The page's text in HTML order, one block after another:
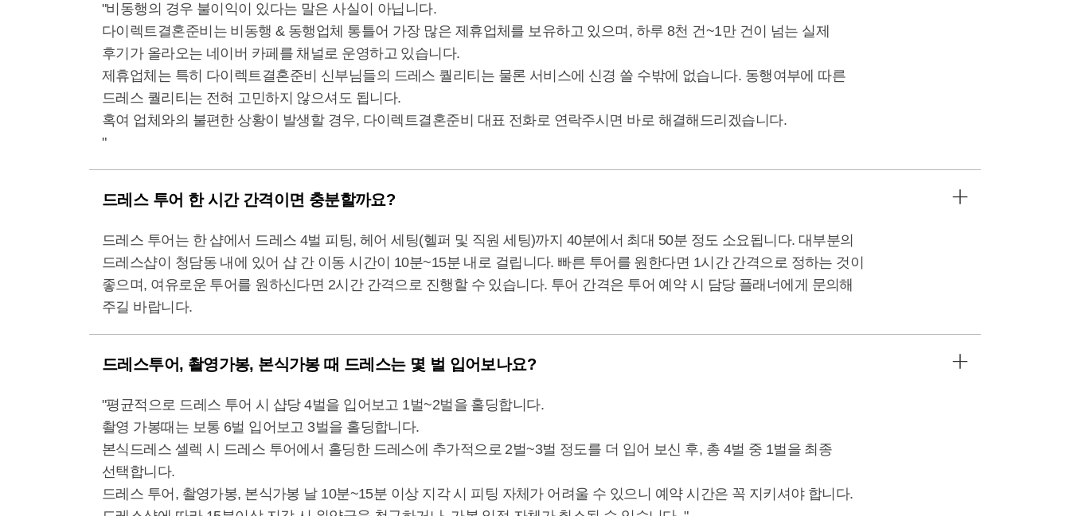
"비동행의 경우 불이익이 있다는 말은 사실이 아닙니다.
다이렉트결혼준비는 비동행 & 동행업체 통틀어 가장 많은 제휴업체를 보유하고 있으며, 하루 8천 건~1만 건이 넘는 실제
후기가 올라오는 네이버 카페를 채널로 운영하고 있습니다.
제휴업체는 특히 다이렉트결혼준비 신부님들의 드레스 퀄리티는 물론 서비스에 신경 쓸 수밖에 없습니다. 동행여부에 따른
드레스 퀄리티는 전혀 고민하지 않으셔도 됩니다.
혹여 업체와의 불편한 상황이 발생할 경우, 다이렉트결혼준비 대표 전화로 연락주시면 바로 해결해드리겠습니다.
"
드레스 투어 한 시간 간격이면 충분할까요?
드레스 투어는 한 샵에서 드레스 4벌 피팅, 헤어 세팅(헬퍼 및 직원 세팅)까지 40분에서 최대 50분 정도 소요됩니다. 대부분의
드레스샵이 청담동 내에 있어 샵 간 이동 시간이 10분~15분 내로 걸립니다. 빠른 투어를 원한다면 1시간 간격으로 정하는 것이
좋으며, 여유로운 투어를 원하신다면 2시간 간격으로 진행할 수 있습니다. 투어 간격은 투어 예약 시 담당 플래너에게 문의해
주길 바랍니다.
드레스투어, 촬영가봉, 본식가봉 때 드레스는 몇 벌 입어보나요?
"평균적으로 드레스 투어 시 샵당 4벌을 입어보고 1벌~2벌을 홀딩합니다.
촬영 가봉때는 보통 6벌 입어보고 3벌을 홀딩합니다.
본식드레스 셀렉 시 드레스 투어에서 홀딩한 드레스에 추가적으로 2벌~3벌 정도를 더 입어 보신 후, 총 4벌 중 1벌을 최종
선택합니다.
드레스 투어, 촬영가봉, 본식가봉 날 10분~15분 이상 지각 시 피팅 자체가 어려울 수 있으니 예약 시간은 꼭 지키셔야 합니다.